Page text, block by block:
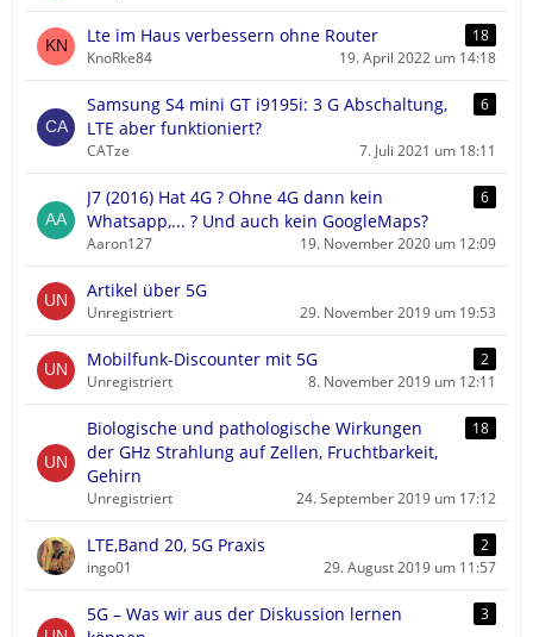
Lte im Haus verbessern ohne Router
18
KnoRke84
19. April 2022 um 14:18
Samsung S4 mini GT i9195i: 3 G Abschaltung,
LTE aber funktioniert?
6
CATze 7. Juli 2021 um 18:11
J7 (2016) Hat 4G ? Ohne 4G dann kein
Whatsapp,... ? Und auch kein GoogleMaps?
6
Aaron127 19. November 2020 um 12:09
Artikel über 5G
Unregistriert 29. November 2019 um 19:53
Mobilfunk-Discounter mit 5G
2
Unregistriert
8. November 2019 um 12:11
Biologische und pathologische Wirkungen
der GHz Strahlung auf Zellen, Fruchtbarkeit,
Gehirn
18
Unregistriert 24. September 2019 um 17:12
LTE,Band 20, 5G Praxis
2
ingo01
29. August 2019 um 11:57
5G – Was wir aus der Diskussion lernen
3